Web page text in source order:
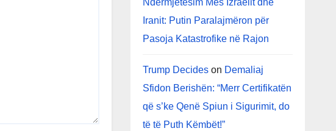
Ndërmjetësim Mes Izraelit dhe
Iranit: Putin Paralajmëron për
Pasoja Katastrofike në Rajon
Trump Decideson Demaliaj
Sfidon Berishën: “Merr Certifikatën
që s’ke Qenë Spiun i Sigurimit, do
të të Puth Këmbët!”